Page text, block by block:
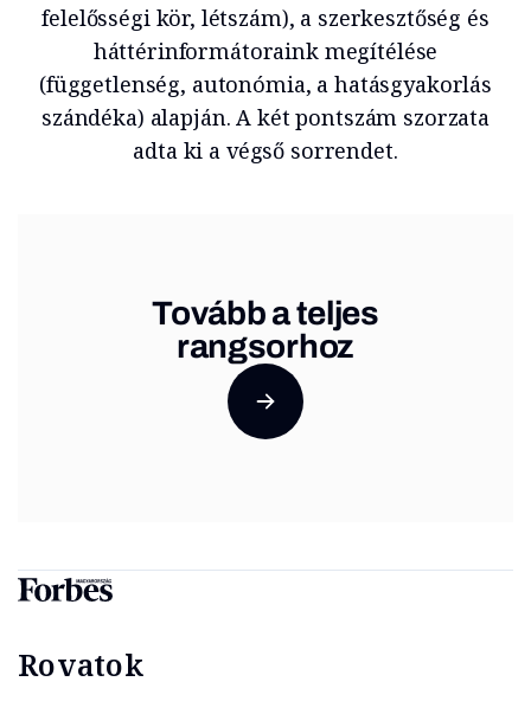
felelősségi kör, létszám), a szerkesztőség és
háttérinformátoraink megítélése
(függetlenség, autonómia, a hatásgyakorlás
szándéka) alapján. A két pontszám szorzata
adta ki a végső sorrendet.
Tovább a teljes
rangsorhoz
Rovatok